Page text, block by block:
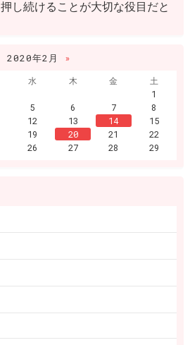
し続けることが大切な役目だと
2020年2月
»
水 木 金
土
1
5 6 7
8
12 13 14
15
19 20 21
22
26 27 28 29